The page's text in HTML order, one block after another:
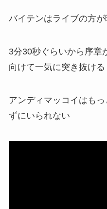
バイテンはライブの方が
3分30秒ぐらいから序章
向けて一気に突き抜ける
アンディマッコイはも
ずにいられない